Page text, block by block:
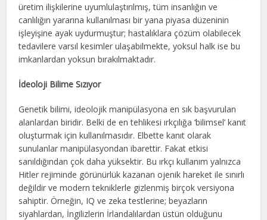
üretim ilişkilerine uyumlulaştırılmış, tüm insanlığın ve
canlılığın yararına kullanılması bir yana piyasa düzeninin
işleyişine ayak uydurmuştur; hastalıklara çözüm olabilecek
tedavilere varsıl kesimler ulaşabilmekte, yoksul halk ise bu
imkanlardan yoksun bırakılmaktadır.
İdeoloji Bilime Sızıyor
Genetik bilimi, ideolojik manipülasyona en sık başvurulan
alanlardan biridir. Belki de en tehlikesi ırkçılığa ‘bilimsel’ kanıt
oluşturmak için kullanılmasıdır. Elbette kanıt olarak
sunulanlar manipülasyondan ibarettir. Fakat etkisi
sanıldığından çok daha yüksektir. Bu ırkçı kullanım yalnızca
Hitler rejiminde görünürlük kazanan ojenik hareket ile sınırlı
değildir ve modern tekniklerle gizlenmiş birçok versiyona
sahiptir. Örneğin, IQ ve zeka testlerine; beyazların
siyahlardan, İngilizlerin İrlandalılardan üstün olduğunu